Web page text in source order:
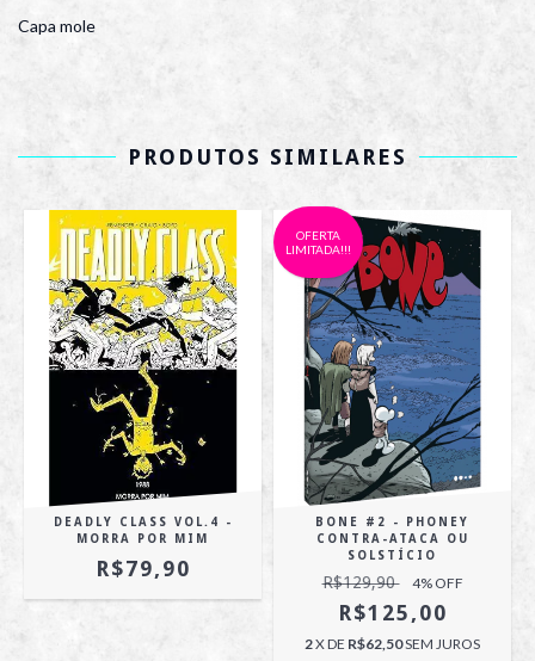
Capa mole
PRODUTOS SIMILARES
DEADLY CLASS VOL.4 -
MORRA POR MIM
R$79,90
OFERTA
LIMITADA!!!
BONE #2 - PHONEY
CONTRA-ATACA OU
SOLSTÍCIO
R$129,90 4% OFF
R$125,00
2X DE R$62,50SEM JUROS